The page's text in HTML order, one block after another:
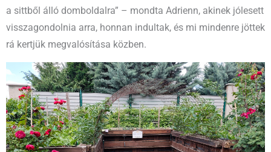
a sittből álló domboldalra” – mondta Adrienn, akinek jólesett
visszagondolnia arra, honnan indultak, és mi mindenre jöttek
rá kertjük megvalósítása közben.